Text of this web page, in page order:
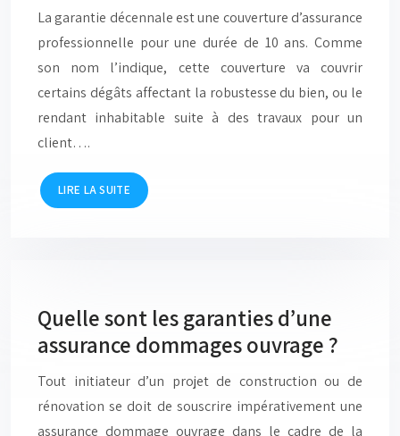
La garantie décennale est une couverture d’assurance
professionnelle pour une durée de 10 ans. Comme
son nom l’indique, cette couverture va couvrir
certains dégâts affectant la robustesse du bien, ou le
rendant inhabitable suite à des travaux pour un
client….
LIRE LA SUITE
Quelle sont les garanties d’une
assurance dommages ouvrage ?
Tout initiateur d’un projet de construction ou de
rénovation se doit de souscrire impérativement une
assurance dommage ouvrage dans le cadre de la